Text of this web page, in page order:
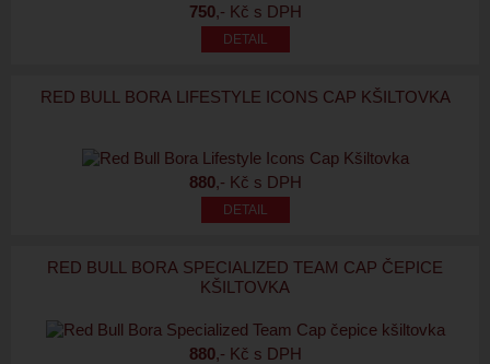
750,- Kč s DPH
RED BULL BORA LIFESTYLE ICONS CAP KŠILTOVKA
880,- Kč s DPH
RED BULL BORA SPECIALIZED TEAM CAP ČEPICE
KŠILTOVKA
880,- Kč s DPH